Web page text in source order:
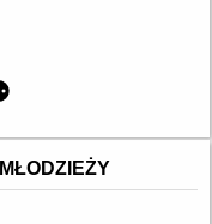
wysiedlenia znad